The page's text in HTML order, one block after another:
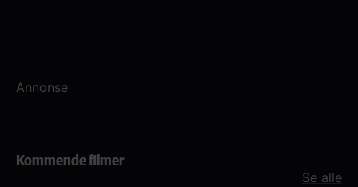
Annonse
Se alle
Kommende filmer